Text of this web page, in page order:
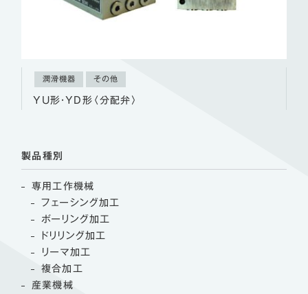
潤滑機器 その他
YU形・YD形〈分配弁〉
製品種別
専用工作機械
フェーシング加工
ボーリング加工
ドリリング加工
リーマ加工
複合加工
産業機械